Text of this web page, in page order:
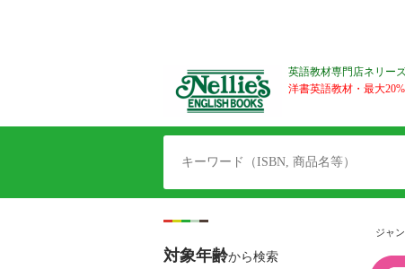
英語教材専門店ネリー
洋書英語教材・最大
ジャ
対象年齢から検索